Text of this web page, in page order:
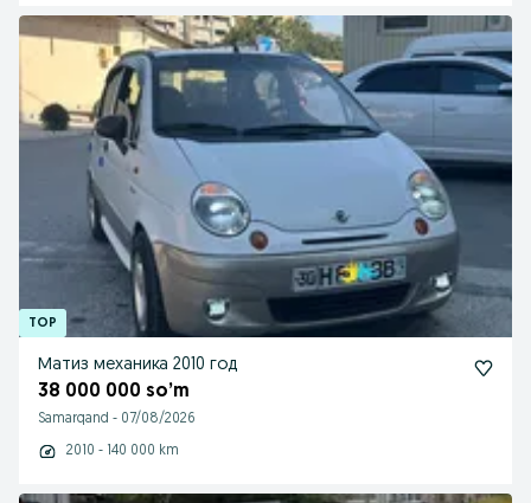
Матиз механика 2010 год
38 000 000 so’m
Samarqand - 07/08/2026
2010 - 140 000 km